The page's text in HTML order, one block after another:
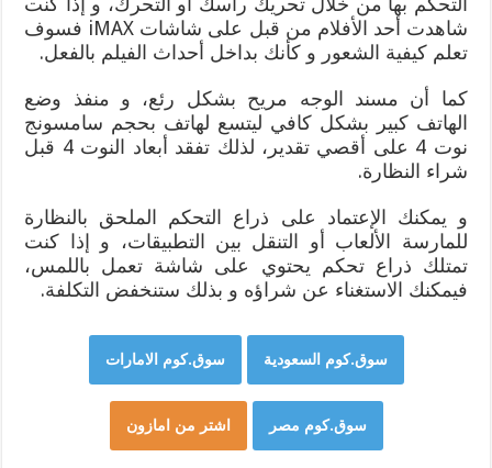
شاهدت أحد الأفلام من قبل على شاشات iMAX فسوف
تعلم كيفية الشعور و كأنك بداخل أحداث الفيلم بالفعل.
كما أن مسند الوجه مريح بشكل رئع، و منفذ وضع
الهاتف كبير بشكل كافي ليتسع لهاتف بحجم سامسونج
نوت 4 على أقصي تقدير، لذلك تفقد أبعاد النوت 4 قبل
شراء النظارة.
و يمكنك الإعتماد على ذراع التحكم الملحق بالنظارة
للمارسة الألعاب أو التنقل بين التطبيقات، و إذا كنت
تمتلك ذراع تحكم يحتوي على شاشة تعمل باللمس،
فيمكنك الاستغناء عن شراؤه و بذلك ستنخفض التكلفة.
سوق.كوم السعودية سوق.كوم الامارات
سوق.كوم مصر اشتر من امازون